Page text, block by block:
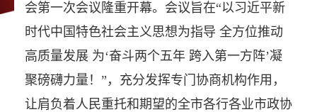
会第一次会议隆重开幕。会议旨在“以习近平新
时代中国特色社会主义思想为指导 全方位推动
高质量发展 为‘奋斗两个五年 跨入第一方阵’凝
聚磅礴力量！”，充分发挥专门协商机构作用，
让肩负着人民重托和期望的全市各行各业市政协